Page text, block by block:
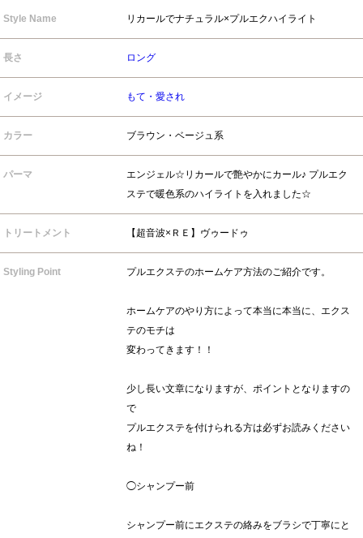
Style Name リカールでナチュラル×プルエクハイライト
長さ ロング
イメージ もて・愛され
カラー ブラウン・ベージュ系
パーマ
エンジェル☆リカールで艶やかにカール♪ プルエク
ステで暖色系のハイライトを入れました☆
トリートメント 【超音波×ＲＥ】ヴゥードゥ
Styling Point プルエクステのホームケア方法のご紹介です。
ホームケアのやり方によって本当に本当に、エクス
テのモチは
変わってきます！！
少し長い文章になりますが、ポイントとなりますの
で
プルエクステを付けられる方は必ずお読みください
ね！
◯シャンプー前
シャンプー前にエクステの絡みをブラシで丁寧にと